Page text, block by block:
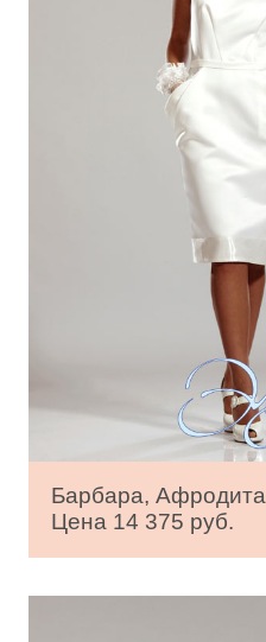
Барбара, Афродита
Цена 14 375 руб.